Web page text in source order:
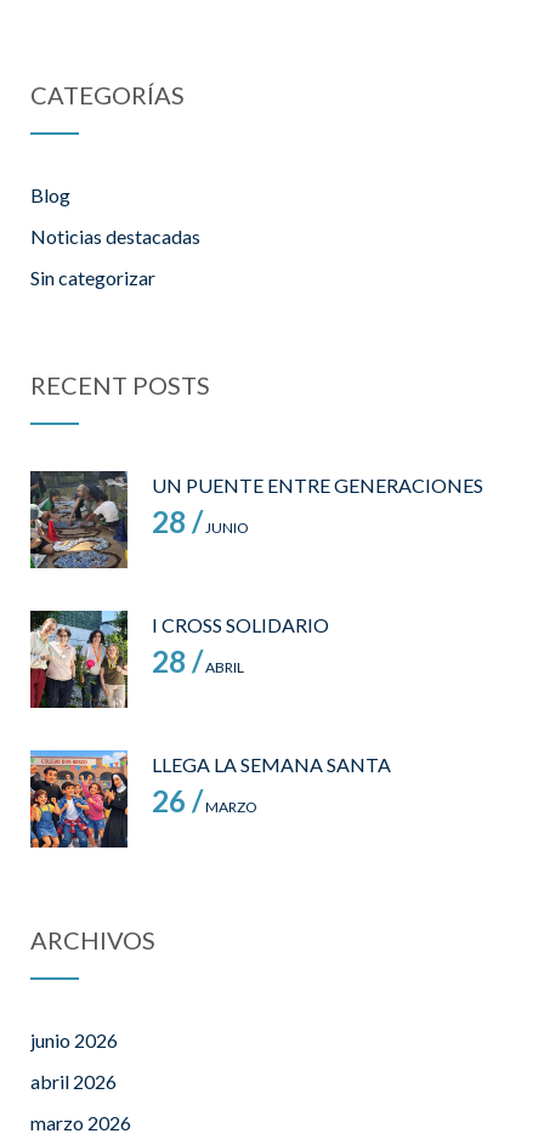
CATEGORÍAS
Blog
Noticias destacadas
Sin categorizar
RECENT POSTS
UN PUENTE ENTRE GENERACIONES
28 / JUNIO
I CROSS SOLIDARIO
28 /ABRIL
LLEGA LA SEMANA SANTA
26 /MARZO
ARCHIVOS
junio 2026
abril 2026
marzo 2026